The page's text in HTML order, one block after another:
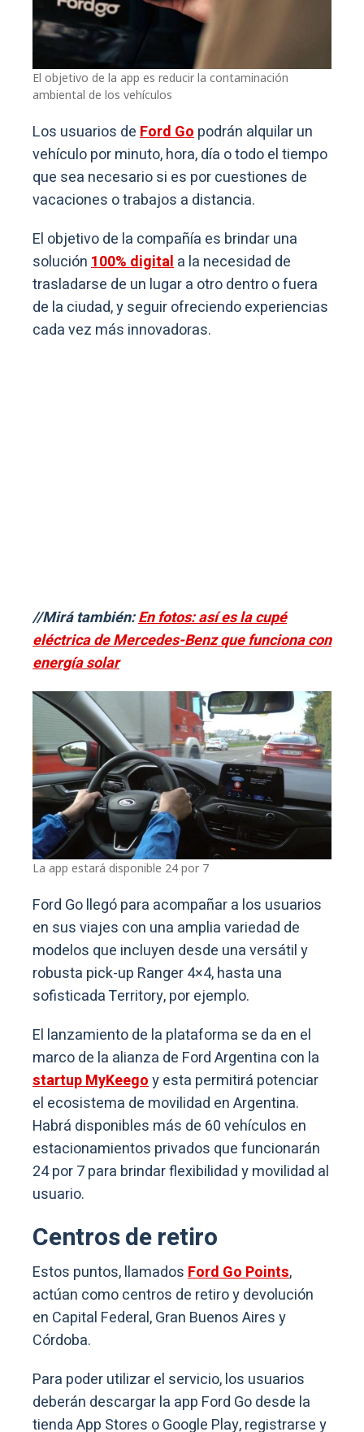
El objetivo de la app es reducir la contaminación
ambiental de los vehículos
Los usuarios deFord Gopodrán alquilar un
vehículo por minuto, hora, día o todo el tiempo
que sea necesario si es por cuestiones de
vacaciones o trabajos a distancia.
El objetivo de la compañía es brindar una
solución100% digitala la necesidad de
trasladarse de un lugar a otro dentro o fuera
de la ciudad, y seguir ofreciendo experiencias
cada vez más innovadoras.
//Mirá también:En fotos: así es la cupé
eléctrica de Mercedes-Benz que funciona con
energía solar
La app estará disponible 24 por 7
Ford Go llegó para acompañar a los usuarios
en sus viajes con una amplia variedad de
modelos que incluyen desde una versátil y
robusta pick-up Ranger 4×4, hasta una
sofisticada Territory, por ejemplo.
El lanzamiento de la plataforma se da en el
marco de la alianza de Ford Argentina con la
startup MyKeegoy esta permitirá potenciar
el ecosistema de movilidad en Argentina.
Habrá disponibles más de 60 vehículos en
estacionamientos privados que funcionarán
24 por 7 para brindar flexibilidad y movilidad al
usuario.
Centros de retiro
Estos puntos, llamadosFord Go Points,
actúan como centros de retiro y devolución
en Capital Federal, Gran Buenos Aires y
Córdoba.
Para poder utilizar el servicio, los usuarios
deberán descargar la app Ford Go desde la
tienda App Stores o Google Play, registrarse y